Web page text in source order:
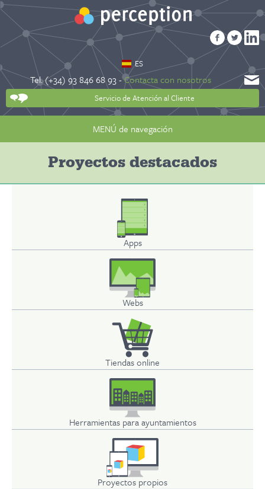
ES
Tel. (+34) 93 846 68 93 -Contacta con nosotros
Servicio de Atención al Cliente
MENÚ de navegación
Proyectos destacados
Apps
Webs
Tiendas online
Herramientas para ayuntamientos
Proyectos propios